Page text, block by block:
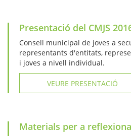
Presentació del CMJS
Consell municipal de joves a
representants d'entitats,
i joves a nivell individual.
VEURE PRESENTACIÓ
Materials per a